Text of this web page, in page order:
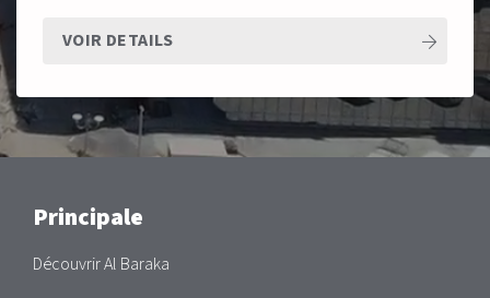
VOIR DETAILS
Main
Principale
Découvrir Al Baraka